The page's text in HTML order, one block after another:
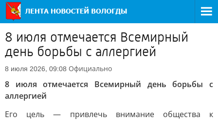
8 июля отмечается Всемирный
день борьбы с аллергией
8 июля 2026, 09:08 Официально
8 июля отмечается Всемирный день борьбы с
аллергией
Его цель — привлечь внимание общества к